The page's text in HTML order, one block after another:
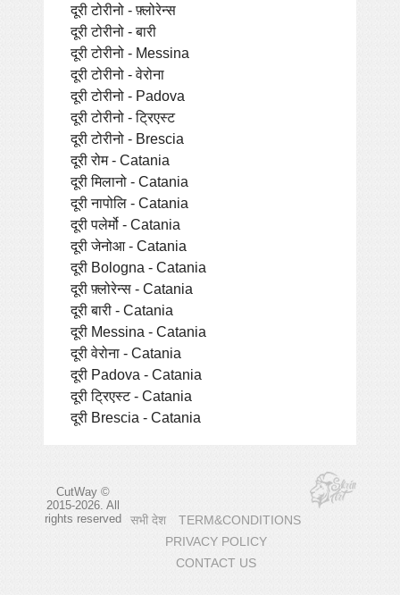
दूरी टोरीनो - फ़्लोरेन्स
दूरी टोरीनो - बारी
दूरी टोरीनो - Messina
दूरी टोरीनो - वेरोना
दूरी टोरीनो - Padova
दूरी टोरीनो - ट्रिएस्ट
दूरी टोरीनो - Brescia
दूरी रोम - Catania
दूरी मिलानो - Catania
दूरी नापोलि - Catania
दूरी पलेर्मो - Catania
दूरी जेनोआ - Catania
दूरी Bologna - Catania
दूरी फ़्लोरेन्स - Catania
दूरी बारी - Catania
दूरी Messina - Catania
दूरी वेरोना - Catania
दूरी Padova - Catania
दूरी ट्रिएस्ट - Catania
दूरी Brescia - Catania
CutWay ©
2015-2026. All
rights reserved
सभी देश
TERM&CONDITIONS
PRIVACY POLICY
CONTACT US